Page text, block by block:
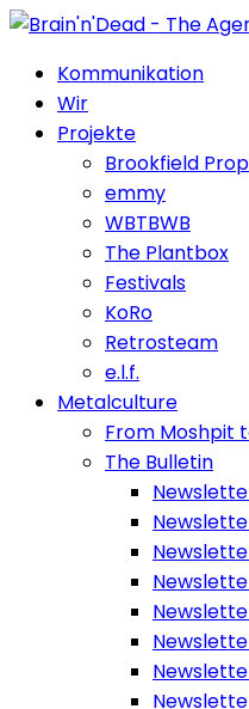
Kommunikation
Wir
Projekte
Brookfield
emmy
WBTBWB
The Plantbox
Festivals
KoRo
Retrosteam
e.l.f.
Metalculture
From Moshpit
The Bulletin